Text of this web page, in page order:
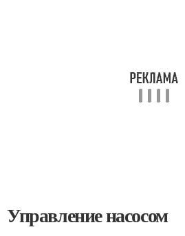
Управление насосом